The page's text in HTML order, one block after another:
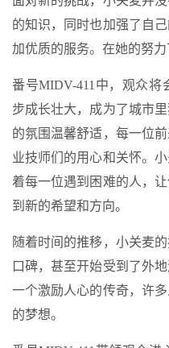
的知识，同时也加强了自
加优质的服务。在她的努
番号MIDV-411中，观众
步成长壮大，成为了城市
的氛围温馨舒适，每一位
业技师们的用心和关怀。
着每一位遇到困难的人，
到新的希望和方向。
随着时间的推移，小关麦
口碑，甚至开始受到了外
一个激励人心的传奇，许
的梦想。